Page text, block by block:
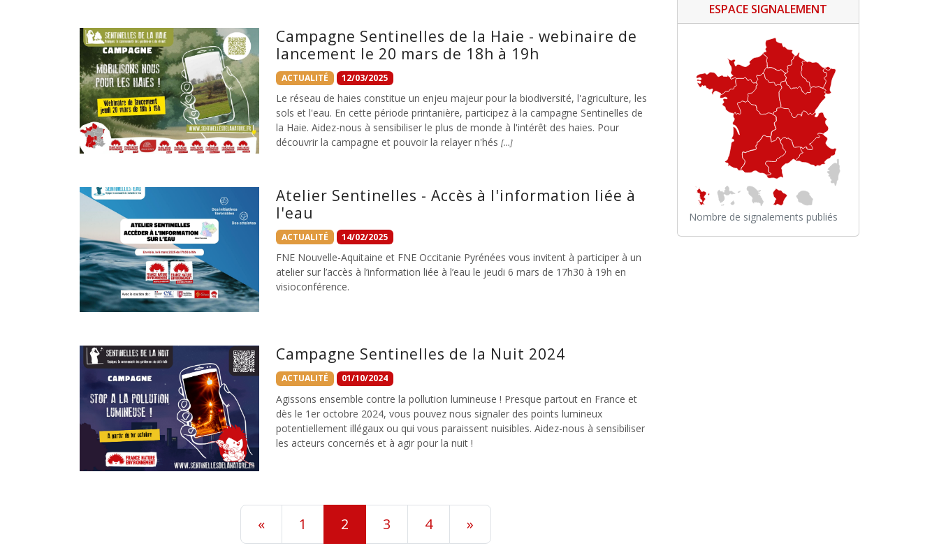
Campagne Sentinelles de la Haie - webinaire de
lancement le 20 mars de 18h à 19h
ACTUALITÉ 12/03/2025
Le réseau de haies constitue un enjeu majeur pour la biodiversité, l'agriculture, les
sols et l'eau. En cette période printanière, participez à la campagne Sentinelles de
la Haie. Aidez-nous à sensibiliser le plus de monde à l'intérêt des haies. Pour
découvrir la campagne et pouvoir la relayer n'hés […]
Atelier Sentinelles - Accès à l'information liée à
l'eau
ACTUALITÉ 14/02/2025
FNE Nouvelle-Aquitaine et FNE Occitanie Pyrénées vous invitent à participer à un
atelier sur l’accès à l’information liée à l’eau le jeudi 6 mars de 17h30 à 19h en
visioconférence.
Campagne Sentinelles de la Nuit 2024
ACTUALITÉ 01/10/2024
Agissons ensemble contre la pollution lumineuse ! Presque partout en France et
dès le 1er octobre 2024, vous pouvez nous signaler des points lumineux
potentiellement illégaux ou qui vous paraissent nuisibles. Aidez-nous à sensibiliser
les acteurs concernés et à agir pour la nuit !
« 1 2 3 4 »
ESPACE SIGNALEMENT
Nombre de signalements publiés